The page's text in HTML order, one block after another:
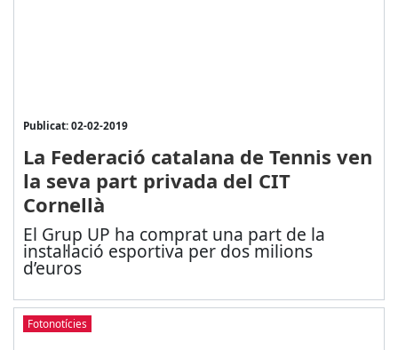
Publicat: 02-02-2019
La Federació catalana de Tennis ven
la seva part privada del CIT
Cornellà
El Grup UP ha comprat una part de la
instal·lació esportiva per dos milions
d’euros
Fotonotícies